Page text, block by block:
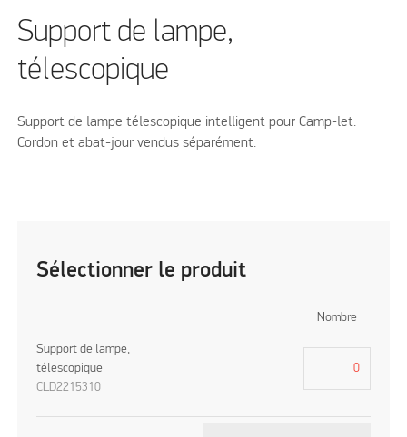
Support de lampe,
télescopique
Support de lampe télescopique intelligent pour Camp-let.
Cordon et abat-jour vendus séparément.
Sélectionner le produit
Nombre
Support de lampe,
télescopique
CLD2215310